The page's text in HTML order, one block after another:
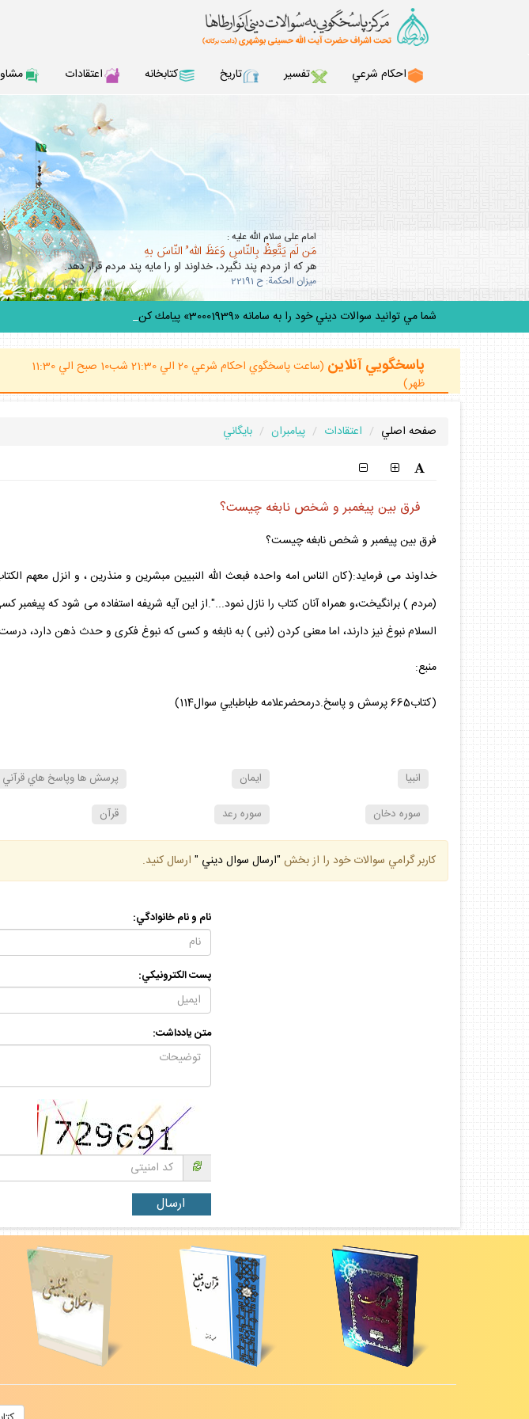
احكام شرعي تفسير تاريخ كتابخانه اعتقادات
امام على سلام الله عليه :
مَن لَم يَتَّعِظْ بِالنّاسِ وَعَظَ اللّه ُ النّاسَ بهِ
هر كه از مردم پند نگيرد، خداوند او را مايه پند مردم قرار دهد.
ميزان الحكمة: ح 22191
شما مي توانيد سوالات ديني خود را به سامانه «30001939» پيامك كنيد.
پاسخگويي آنلاين
(ساعت پاسخگوي احكام شرعي 20 الي 21:30 شب10 صبح الي 11:30
ظهر)
صفحه اصلي اعتقادات پيامبران
بايگاني
فرق بين پيغمبر و شخص نابغه چيست؟
فرق بين پيغمبر و شخص نابغه چيست؟
(مردم ) برانگيخت،و همراه آنان كتاب را نازل نمود...".از اين آيه شريفه استفاده مى شود كه پيغمبر
السلام نبوغ نيز دارند، اما معنى كردن (نبى ) به نابغه و كسى كه نبوغ فكرى و حدث ذهن دارد،
منبع:
(كتاب665 پرسش و پاسخ.درمحضرعلامه طباطبايي سوال114)
انبيا ايمان پرسش ها وپاسخ هاي قرآني
سوره دخان سوره رعد قرآن
كاربر گرامي سوالات خود را از بخش "ارسال سوال ديني " ارسال كنيد.
نام و نام خانوادگي:
پست الكترونيكي:
متن يادداشت: